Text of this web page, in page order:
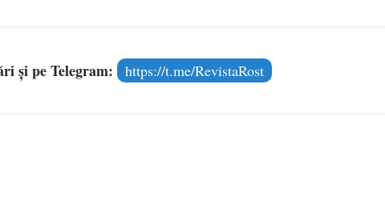
și pe Telegram: https://t.me/RevistaRost